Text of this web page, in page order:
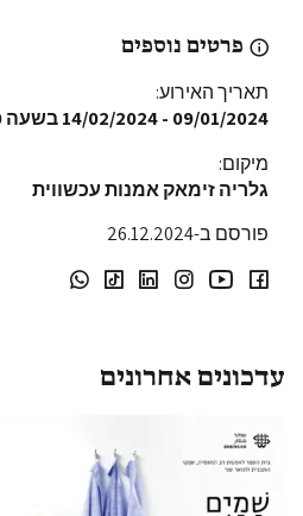
פרטים נוספים
תאריך האירוע:
09/01/2024
-
14/02/2024בשעה 20:00
מיקום:
גלריה זימאק אמנות עכשווית
פורסם ב-26.12.2024
עדכונים אחרונים